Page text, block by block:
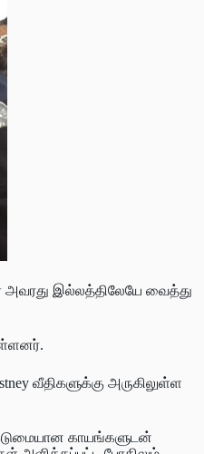
இல்லத்திலேயே வைத்து
வீதிகளுக்கு அருகிலுள்ள
காயங்களுடன்